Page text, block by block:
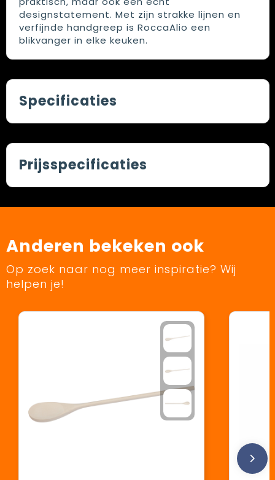
designstatement. Met zijn strakke lijnen en
verfijnde handgreep is RoccaAlio een
blikvanger in elke keuken.
Specificaties
Prijsspecificaties
Anderen bekeken ook
Op zoek naar nog meer inspiratie? Wij
helpen je!